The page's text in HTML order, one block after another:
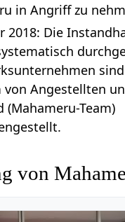
in Angriff zu
2018: Die
von Angestellten
(Mahameru-Team)
von